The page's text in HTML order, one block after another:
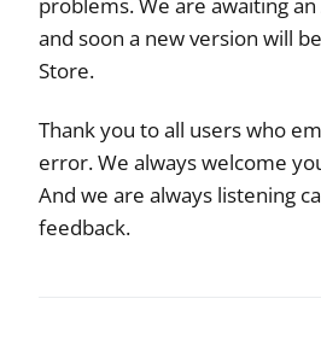
and soon a new version will
Store.
Thank you to all users who
error. We always welcome
And we are always listening
feedback.